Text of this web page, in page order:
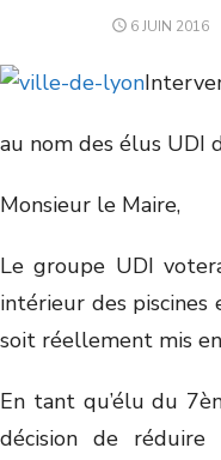
6 JUIN 2016
au nom des élus UDI
Monsieur le Maire,
Le groupe UDI
intérieur des
soit réellement mis
En tant qu’élu du
décision de